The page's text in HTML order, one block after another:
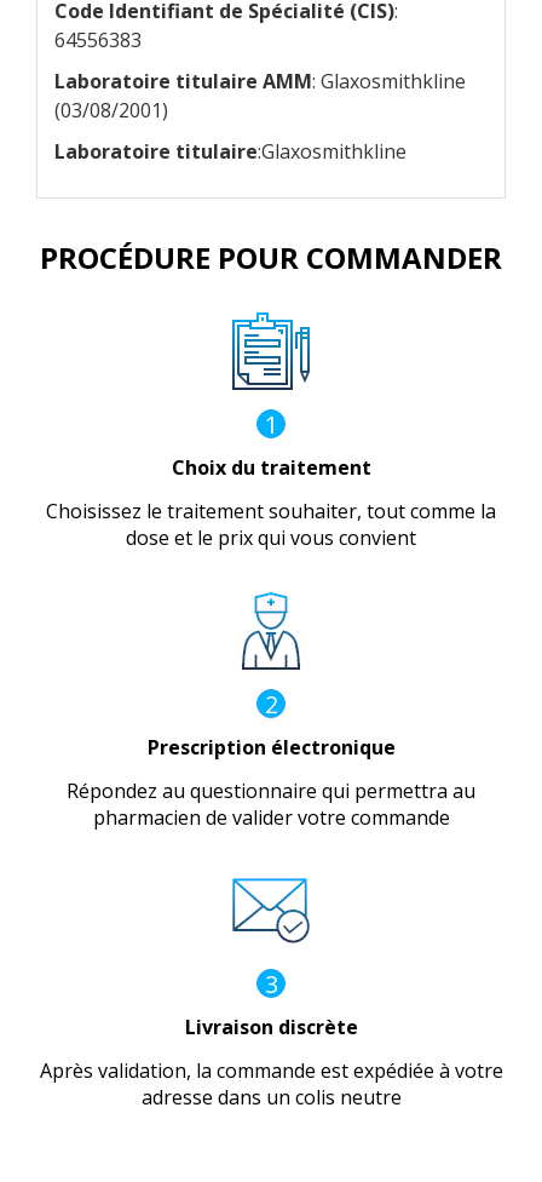
Code Identifiant de Spécialité (CIS):
64556383
Laboratoire titulaire AMM: Glaxosmithkline
(03/08/2001)
Laboratoire titulaire:Glaxosmithkline
PROCÉDURE POUR COMMANDER
1
Choix du traitement
Choisissez le traitement souhaiter, tout comme la
dose et le prix qui vous convient
2
Prescription électronique
Répondez au questionnaire qui permettra au
pharmacien de valider votre commande
3
Livraison discrète
Après validation, la commande est expédiée à votre
adresse dans un colis neutre